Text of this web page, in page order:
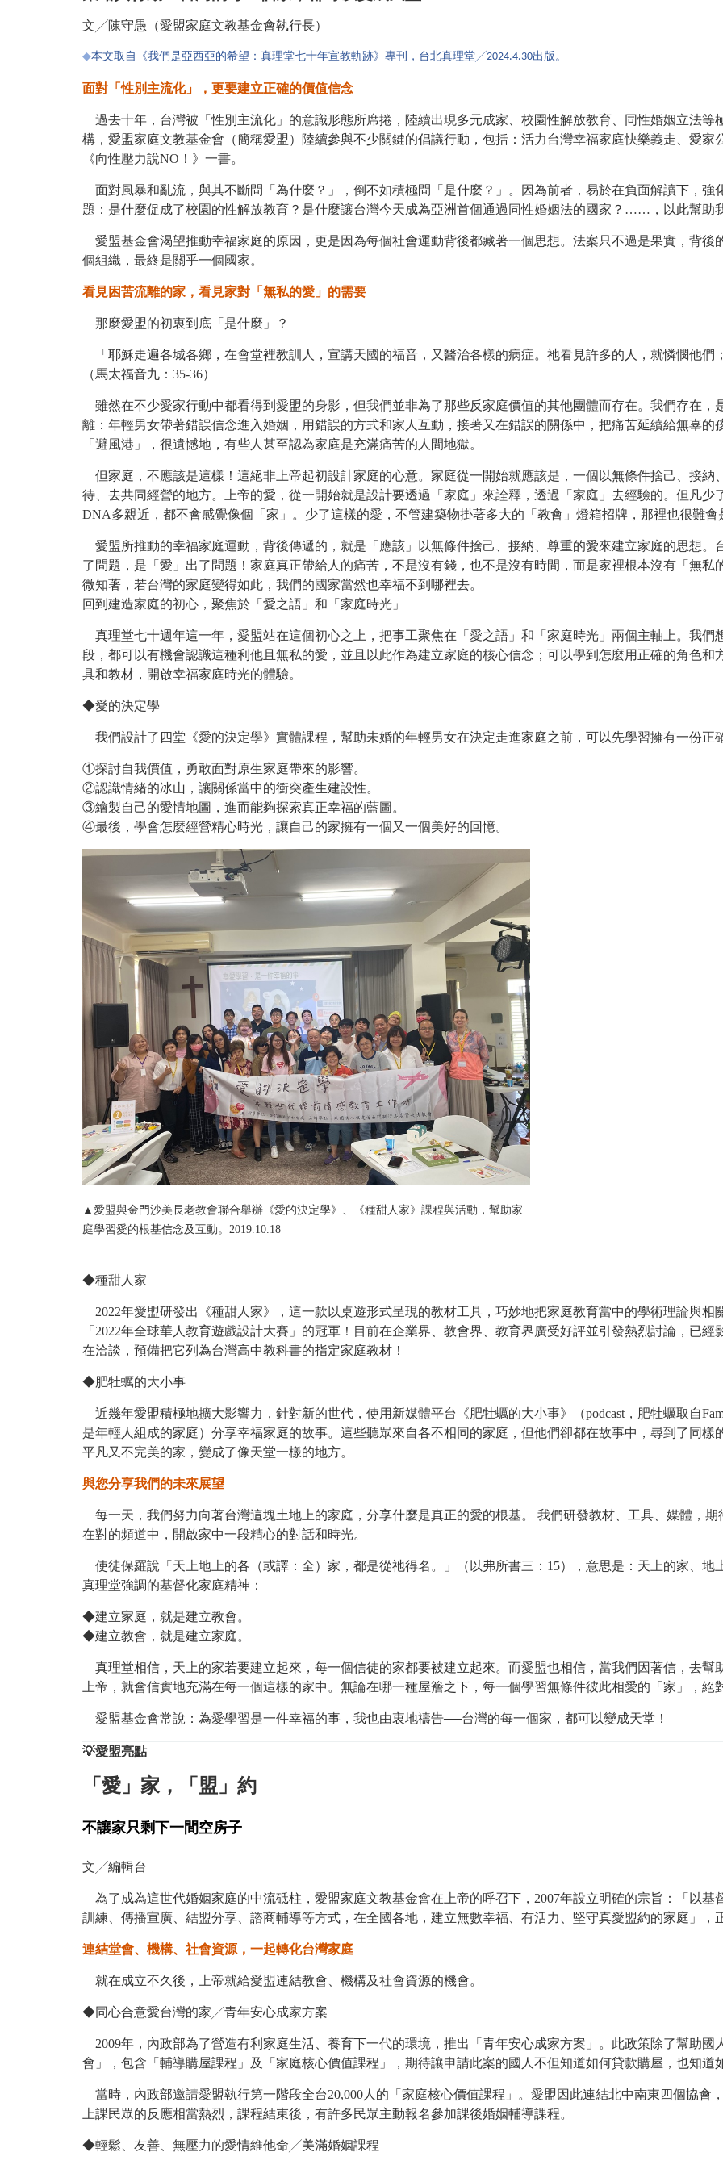
文╱陳守愚（愛盟家庭文教基金會執行長）
◆本文取自《我們是亞西亞的希望：真理堂七十年宣教軌跡》專刊，台北真理堂╱2024.4.30出版。
面對「性別主流化」，更要建立正確的價值信念
過去十年，台灣被「性別主流化」的意識形態所席捲，陸續出現多元成家、校園性解放教育、同性婚姻立法等
構，愛盟家庭文教基金會（簡稱愛盟）陸續參與不少關鍵的倡議行動，包括：活力台灣幸福家庭快樂義走、愛家
《向性壓力說NO！》一書。
面對風暴和亂流，與其不斷問「為什麼？」，倒不如積極問「是什麼？」。因為前者，易於在負面解讀下，強
題：是什麼促成了校園的性解放教育？是什麼讓台灣今天成為亞洲首個通過同性婚姻法的國家？……，以此幫助
愛盟基金會渴望推動幸福家庭的原因，更是因為每個社會運動背後都藏著一個思想。法案只不過是果實，背後
個組織，最終是關乎一個國家。
看見困苦流離的家，看見家對「無私的愛」的需要
那麼愛盟的初衷到底「是什麼」？
「耶穌走遍各城各鄉，在會堂裡教訓人，宣講天國的福音，又醫治各樣的病症。祂看見許多的人，就憐憫他們
（馬太福音九：35-36）
雖然在不少愛家行動中都看得到愛盟的身影，但我們並非為了那些反家庭價值的其他團體而存在。我們存在，
離：年輕男女帶著錯誤信念進入婚姻，用錯誤的方式和家人互動，接著又在錯誤的關係中，把痛苦延續給無辜
「避風港」，很遺憾地，有些人甚至認為家庭是充滿痛苦的人間地獄。
但家庭，不應該是這樣！這絕非上帝起初設計家庭的心意。家庭從一開始就應該是，一個以無條件捨己、接納
待、去共同經營的地方。上帝的愛，從一開始就是設計要透過「家庭」來詮釋，透過「家庭」去經驗的。但凡
DNA多親近，都不會感覺像個「家」。少了這樣的愛，不管建築物掛著多大的「教會」燈箱招牌，那裡也很難會
愛盟所推動的幸福家庭運動，背後傳遞的，就是「應該」以無條件捨己、接納、尊重的愛來建立家庭的思想。
了問題，是「愛」出了問題！家庭真正帶給人的痛苦，不是沒有錢，也不是沒有時間，而是家裡根本沒有「無
微知著，若台灣的家庭變得如此，我們的國家當然也幸福不到哪裡去。
回到建造家庭的初心，聚焦於「愛之語」和「家庭時光」
真理堂七十週年這一年，愛盟站在這個初心之上，把事工聚焦在「愛之語」和「家庭時光」兩個主軸上。我們
段，都可以有機會認識這種利他且無私的愛，並且以此作為建立家庭的核心信念；可以學到怎麼用正確的角色和
具和教材，開啟幸福家庭時光的體驗。
◆愛的決定學
我們設計了四堂《愛的決定學》實體課程，幫助未婚的年輕男女在決定走進家庭之前，可以先學習擁有一份正
①探討自我價值，勇敢面對原生家庭帶來的影響。
②認識情緒的冰山，讓關係當中的衝突產生建設性。
③繪製自己的愛情地圖，進而能夠探索真正幸福的藍圖。
④最後，學會怎麼經營精心時光，讓自己的家擁有一個又一個美好的回憶。
▲ 愛盟與金門沙美長老教會聯合舉辦《愛的決定學》、《種甜人家》課程與活動，幫助家
庭學習愛的根基信念及互動。2019.10.18
◆種甜人家
2022年愛盟研發出《種甜人家》，這一款以桌遊形式呈現的教材工具，巧妙地把家庭教育當中的學術理論與相
「2022年全球華人教育遊戲設計大賽」的冠軍！目前在企業界、教會界、教育界廣受好評並引發熱烈討論，已
在洽談，預備把它列為台灣高中教科書的指定家庭教材！
◆肥牡蠣的大小事
近幾年愛盟積極地擴大影響力，針對新的世代，使用新媒體平台《肥牡蠣的大小事》（podcast，肥牡蠣取自
是年輕人組成的家庭）分享幸福家庭的故事。這些聽眾來自各不相同的家庭，但他們卻都在故事中，尋到了同
平凡又不完美的家，變成了像天堂一樣的地方。
與您分享我們的未來展望
每一天，我們努力向著台灣這塊土地上的家庭，分享什麼是真正的愛的根基。 我們研發教材、工具、媒體，
在對的頻道中，開啟家中一段精心的對話和時光。
使徒保羅說「天上地上的各（或譯：全）家，都是從祂得名。」（以弗所書三：15），意思是：天上的家、地
真理堂強調的基督化家庭精神：
◆建立家庭，就是建立教會。
◆建立教會，就是建立家庭。
真理堂相信，天上的家若要建立起來，每一個信徒的家都要被建立起來。而愛盟也相信，當我們因著信，去幫
上帝，就會信實地充滿在每一個這樣的家中。無論在哪一種屋簷之下，每一個學習無條件彼此相愛的「家」，絕
愛盟基金會常說：為愛學習是一件幸福的事，我也由衷地禱告──台灣的每一個家，都可以變成天堂！
💡愛盟亮點
「愛」家，「盟」約
不讓家只剩下一間空房子
文╱編輯台
為了成為這世代婚姻家庭的中流砥柱，愛盟家庭文教基金會在上帝的呼召下，2007年設立明確的宗旨：「以
訓練、傳播宣廣、結盟分享、諮商輔導等方式，在全國各地，建立無數幸福、有活力、堅守真愛盟約的家庭」，
連結堂會、機構、社會資源，一起轉化台灣家庭
就在成立不久後，上帝就給愛盟連結教會、機構及社會資源的機會。
◆同心合意愛台灣的家╱青年安心成家方案
2009年，內政部為了營造有利家庭生活、養育下一代的環境，推出「青年安心成家方案」。此政策除了幫助國
會」，包含「輔導購屋課程」及「家庭核心價值課程」，期待讓申請此案的國人不但知道如何貸款購屋，也知道
當時，內政部邀請愛盟執行第一階段全台20,000人的「家庭核心價值課程」。愛盟因此連結北中南東四個協會
上課民眾的反應相當熱烈，課程結束後，有許多民眾主動報名參加課後婚姻輔導課程。
◆輕鬆、友善、無壓力的愛情維他命╱美滿婚姻課程